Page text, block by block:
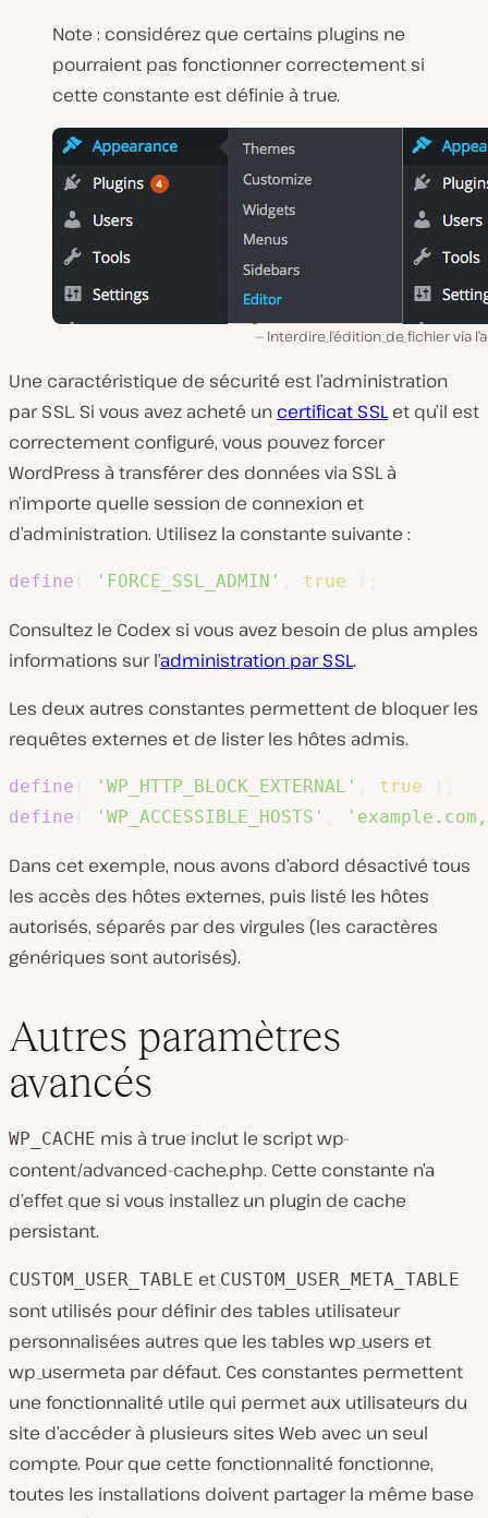
Note : considérez que certains plugins ne
pourraient pas fonctionner correctement si
cette constante est définie à true.
Interdire_l’édition_de_fichier via
Une caractéristique de sécurité est l’administration
par SSL. Si vous avez acheté un certificat SSLet qu’il est
correctement configuré, vous pouvez forcer
WordPress à transférer des données via SSL à
n’importe quelle session de connexion et
d’administration. Utilisez la constante suivante :
define 'FORCE_SSL_ADMIN' true
Consultez le Codex si vous avez besoin de plus amples
informations sur l’administration par SSL.
Les deux autres constantes permettent de bloquer les
requêtes externes et de lister les hôtes admis.
define 'WP_HTTP_BLOCK_EXTERNAL' true
define
'WP_ACCESSIBLE_HOSTS'
Dans cet exemple, nous avons d’abord désactivé tous
les accès des hôtes externes, puis listé les hôtes
autorisés, séparés par des virgules (les caractères
génériques sont autorisés).
Autres paramètres
avancés
WP_CACHE mis à true inclut le scriptwp-
content/advanced-cache.php. Cette constante n’a
d’effet que si vous installez un plugin de cache
persistant.
CUSTOM_USER_TABLE et CUSTOM_USER_META_TABLE
sont utilisés pour définir des tables utilisateur
personnalisées autres que les tables wp_users et
wp_usermeta par défaut. Ces constantes permettent
une fonctionnalité utile qui permet aux utilisateurs du
site d’accéder à plusieurs sites Web avec un seul
compte. Pour que cette fonctionnalité fonctionne,
toutes les installations doivent partager la même base